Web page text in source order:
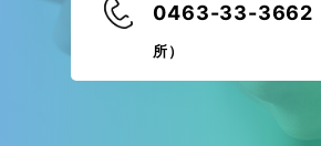
0463-33-3662
所）